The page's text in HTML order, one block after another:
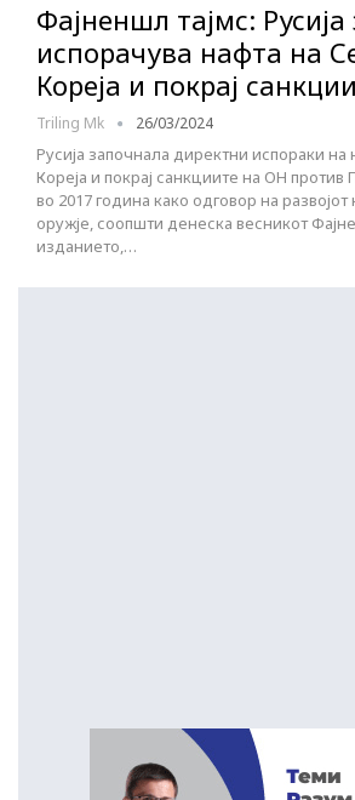
Фајненшл тајмс:
испорачува нафта на
Кореја и покрај
Triling Mk 26/03/2024
Русија започнала директни испораки
Кореја и покрај санкциите на ОН против
во 2017 година како одговор на
оружје, соопшти денеска весникот
изданието,…